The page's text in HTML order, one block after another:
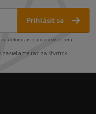
Prihlásiť sa
za účelom zasielania newslettera.
zasielame raz za štvrťrok.